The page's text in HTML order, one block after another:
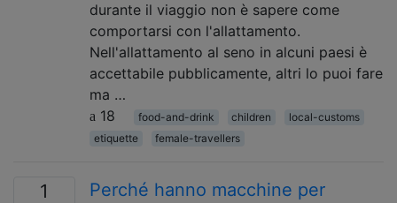
durante il viaggio non è sapere come
comportarsi con l'allattamento.
Nell'allattamento al seno in alcuni paesi è
accettabile pubblicamente, altri lo puoi fare
ma …
18
food-and-drink children
local-customs
etiquette
female-travellers
1
Perché hanno macchine per